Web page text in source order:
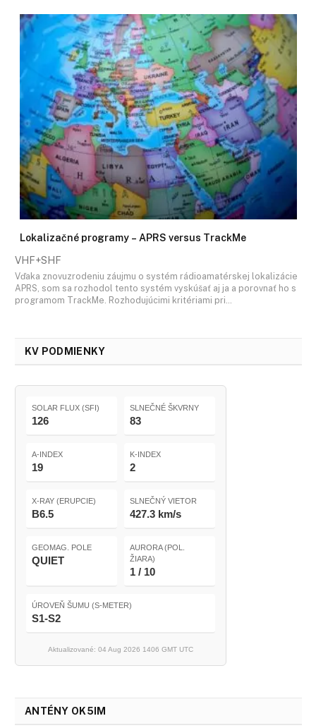
Lokalizačné programy – APRS versus TrackMe
VHF+SHF
Vďaka znovuzrodeniu záujmu o systém rádioamatérskej lokalizácie
APRS, som sa rozhodol tento systém vyskúšať aj ja a porovnať ho s
programom TrackMe. Rozhodujúcimi kritériami pri…
KV PODMIENKY
SOLAR FLUX (SFI)
126
SLNEČNÉ ŠKVRNY
83
A-INDEX
19
K-INDEX
2
X-RAY (ERUPCIE)
B6.5
SLNEČNÝ VIETOR
427.3 km/s
GEOMAG. POLE
QUIET
AURORA (POL.
ŽIARA)
1 / 10
ÚROVEŇ ŠUMU (S-METER)
S1-S2
Aktualizované: 04 Aug 2026 1406 GMT UTC
ANTÉNY OK5IM